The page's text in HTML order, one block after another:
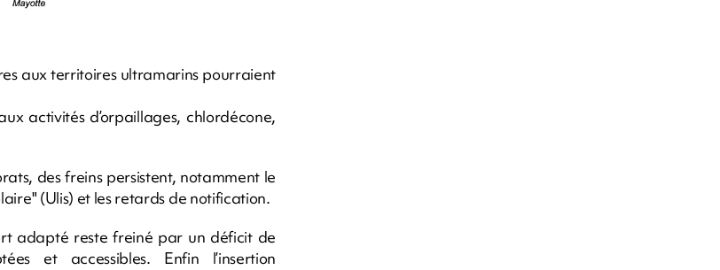
aux territoires ultramarins pourraient
activités d’orpaillages, chlordécone,
des freins persistent, notamment le
(Ulis) et les retards de notification.
adapté reste freiné par un déficit de
et accessibles. Enfin l’insertion